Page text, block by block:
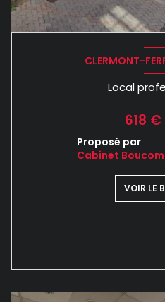
CLERMONT-
Local
618 €
Proposé par
Cabinet
VOIR LE